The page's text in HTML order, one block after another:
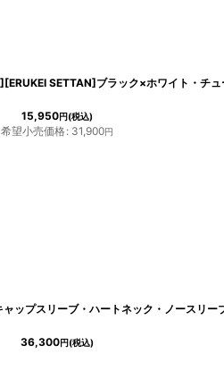
15,950円(税込)
希望小売価格: 31,900円
36,300円(税込)